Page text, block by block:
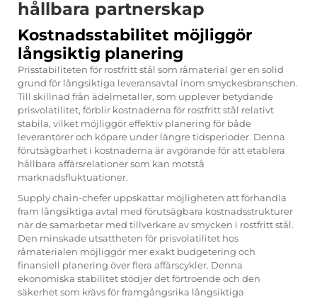
hållbara partnerskap
Kostnadsstabilitet möjliggör
långsiktig planering
Prisstabiliteten för rostfritt stål som råmaterial ger en solid
grund för långsiktiga leveransavtal inom smyckesbranschen.
Till skillnad från ädelmetaller, som upplever betydande
prisvolatilitet, förblir kostnaderna för rostfritt stål relativt
stabila, vilket möjliggör effektiv planering för både
leverantörer och köpare under längre tidsperioder. Denna
förutsägbarhet i kostnaderna är avgörande för att etablera
hållbara affärsrelationer som kan motstå
marknadsfluktuationer.
Supply chain-chefer uppskattar möjligheten att förhandla
fram långsiktiga avtal med förutsägbara kostnadsstrukturer
när de samarbetar med tillverkare av smycken i rostfritt stål.
Den minskade utsattheten för prisvolatilitet hos
råmaterialen möjliggör mer exakt budgetering och
finansiell planering över flera affärscykler. Denna
ekonomiska stabilitet stödjer det förtroende och den
säkerhet som krävs för framgångsrika långsiktiga